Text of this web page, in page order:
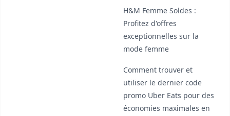
H&M Femme Soldes :
Profitez d'offres
exceptionnelles sur la
mode femme
Comment trouver et
utiliser le dernier code
promo Uber Eats pour des
économies maximales en